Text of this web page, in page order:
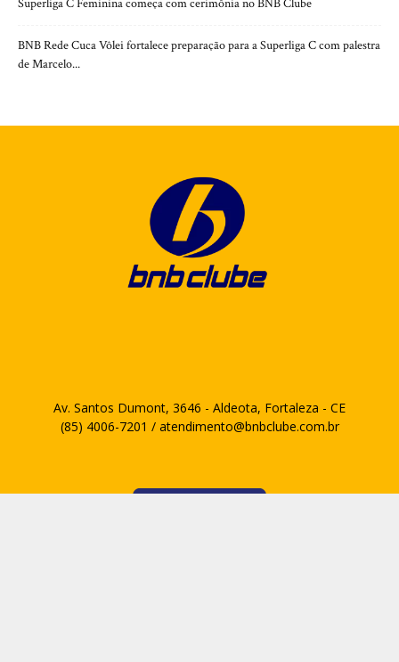
Superliga C Feminina começa com cerimônia no BNB Clube
BNB Rede Cuca Vôlei fortalece preparação para a Superliga C com palestra
de Marcelo...
Av. Santos Dumont, 3646 - Aldeota, Fortaleza - CE
(85) 4006-7201 / atendimento@bnbclube.com.br